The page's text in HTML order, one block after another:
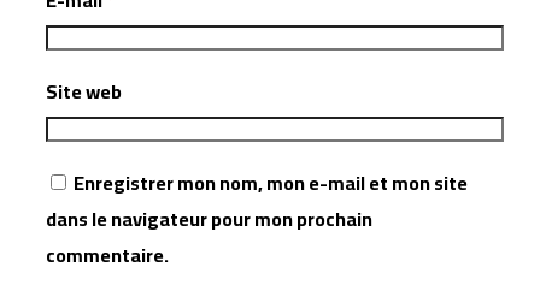
Site web
Enregistrer mon nom, mon e-mail et mon site
dans le navigateur pour mon prochain
commentaire.